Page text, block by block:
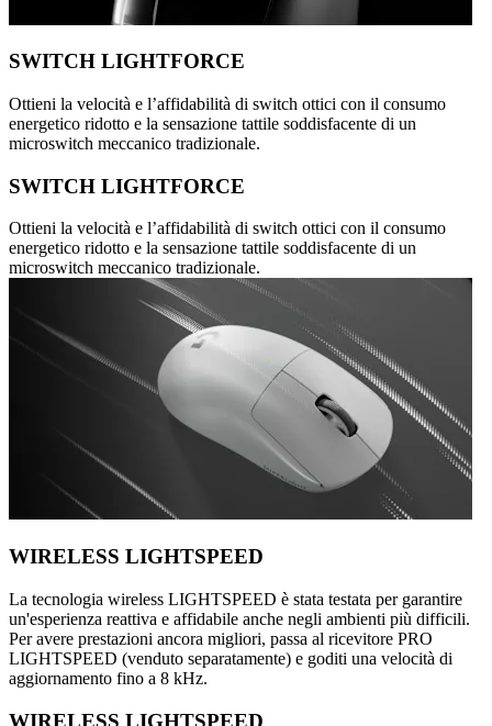
SWITCH LIGHTFORCE
Ottieni la velocità e l’affidabilità di switch ottici con il consumo
energetico ridotto e la sensazione tattile soddisfacente di un
microswitch meccanico tradizionale.
SWITCH LIGHTFORCE
Ottieni la velocità e l’affidabilità di switch ottici con il consumo
energetico ridotto e la sensazione tattile soddisfacente di un
microswitch meccanico tradizionale.
WIRELESS LIGHTSPEED
La tecnologia wireless LIGHTSPEED è stata testata per garantire
un'esperienza reattiva e affidabile anche negli ambienti più difficili.
Per avere prestazioni ancora migliori, passa al ricevitore PRO
LIGHTSPEED (venduto separatamente) e goditi una velocità di
aggiornamento fino a 8 kHz.
WIRELESS LIGHTSPEED